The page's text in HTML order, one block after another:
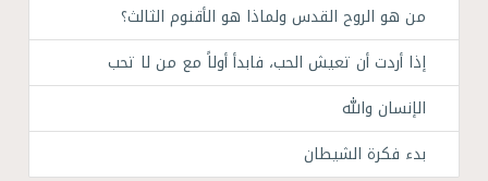
من هو الروح القدس ولماذا هو الأقنوم الثالث؟
إذا أردت أن تعيش الحب، فابدأ أولاً مع من لا تحب
الإنسان والله
بدء فكرة الشيطان